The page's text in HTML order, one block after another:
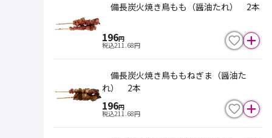
備長炭火焼き鳥もも（醤油たれ） 2本
196円
税込211.68円
備長炭火焼き鳥ももねぎま（醤油た
れ） 2本
196円
税込211.68円